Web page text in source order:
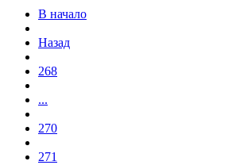
В начало
Назад
268
...
270
271